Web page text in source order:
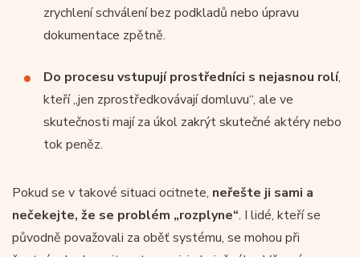
zrychlení schválení bez podkladů nebo úpravu
dokumentace zpětně.
Do procesu vstupují prostředníci s nejasnou rolí,
kteří „jen zprostředkovávají domluvu“, ale ve
skutečnosti mají za úkol zakrýt skutečné aktéry nebo
tok peněz.
Pokud se v takové situaci ocitnete, neřešte ji sami a
nečekejte, že se problém „rozplyne“. I lidé, kteří se
původně považovali za oběť systému, se mohou při